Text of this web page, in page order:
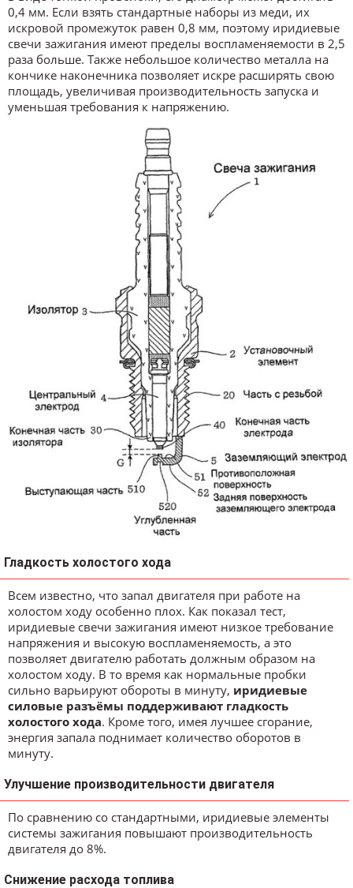
0,4 мм. Если взять стандартные наборы из меди, их
искровой промежуток равен 0,8 мм, поэтому иридиевые
свечи зажигания имеют пределы воспламеняемости в 2,5
раза больше. Также небольшое количество металла на
кончике наконечника позволяет искре расширять свою
площадь, увеличивая производительность запуска и
уменьшая требования к напряжению.
Гладкость холостого хода
Всем известно, что запал двигателя при работе на
холостом ходу особенно плох. Как показал тест,
иридиевые свечи зажигания имеют низкое требование
напряжения и высокую воспламеняемость, а это
позволяет двигателю работать должным образом на
холостом ходу. В то время как нормальные пробки
сильно варьируют обороты в минуту, иридиевые
силовые разъёмы поддерживают гладкость
холостого хода. Кроме того, имея лучшее сгорание,
энергия запала поднимает количество оборотов в
минуту.
Улучшение производительности двигателя
По сравнению со стандартными, иридиевые элементы
системы зажигания повышают производительность
двигателя до 8%.
Снижение расхода топлива